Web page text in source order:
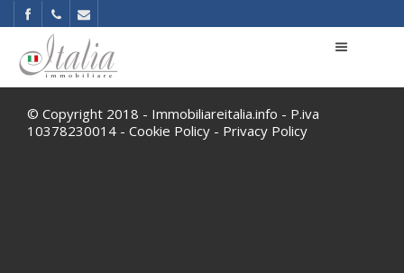
© Copyright 2018 - Immobiliareitalia.info - P.iva
10378230014 - Cookie Policy - Privacy Policy